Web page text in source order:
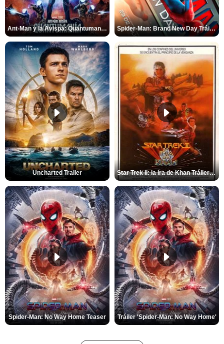
Ant-Man y la Avispa: Quantumanía Tráiler (2) Spider-Man: Brand New Day Tráiler (3)
Uncharted Trailer Star Trek II: la ira de Khan Tráiler VO
Spider-Man: No Way Home Teaser Tráiler 'Spider-Man: No Way Home'